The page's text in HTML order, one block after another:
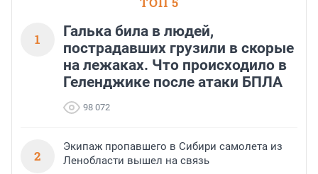
1
Галька била в людей,
пострадавших грузили в скорые
на лежаках. Что происходило в
Геленджике после атаки БПЛА
98 072
2
Экипаж пропавшего в Сибири самолета из
Ленобласти вышел на связь